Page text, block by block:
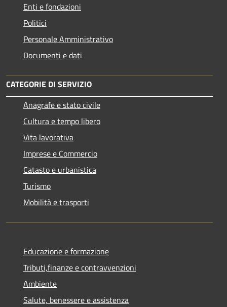
Enti e fondazioni
Politici
Personale Amministrativo
Documenti e dati
CATEGORIE DI SERVIZIO
Anagrafe e stato civile
Cultura e tempo libero
Vita lavorativa
Imprese e Commercio
Catasto e urbanistica
Turismo
Mobilità e trasporti
Educazione e formazione
Tributi,finanze e contravvenzioni
Ambiente
Salute, benessere e assistenza